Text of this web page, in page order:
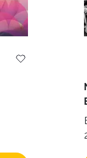
väga võikad.